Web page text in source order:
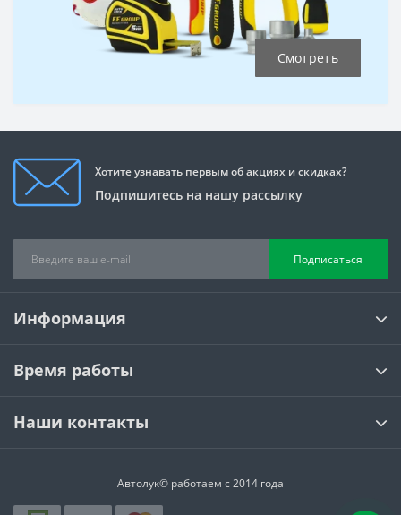
Смотреть
Хотите узнавать первым об акциях и скидках?
Подпишитесь на нашу рассылку
Подписаться
Информация
Время работы
Наши контакты
Автолук© работаем с 2014 года